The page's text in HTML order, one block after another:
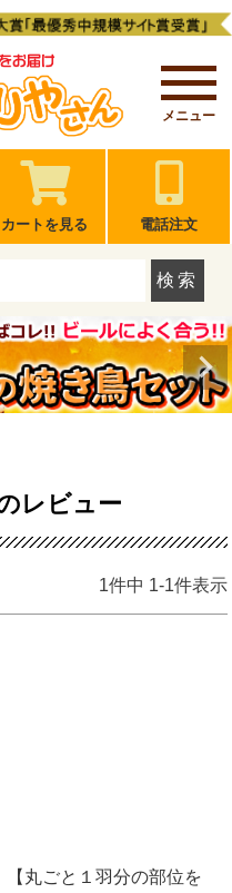
メニュー
カートを見る 電話注文
検索
レビュー
1件中 1-1件表示
丸ごと１羽分の部位を